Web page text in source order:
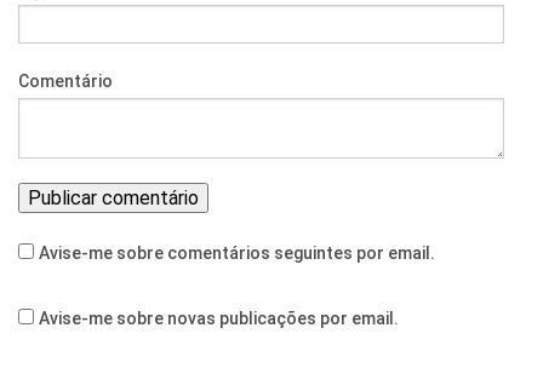
Comentário
Avise-me sobre comentários seguintes por email.
Avise-me sobre novas publicações por email.